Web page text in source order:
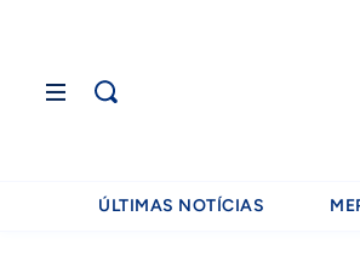
ÚLTIMAS NOTÍCIAS